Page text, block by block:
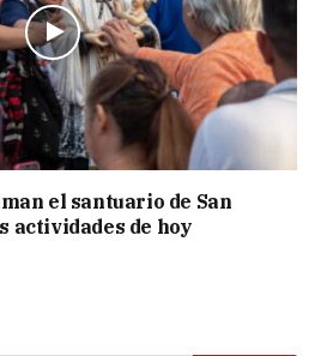
el santuario de San
actividades de hoy